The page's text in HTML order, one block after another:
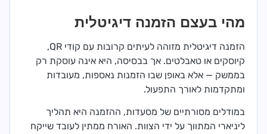
מהי בעצם הזמנה דיגיטלית
הזמנה דיגיטלית מזוהה לעיתים קרובות עם קודי QR,
קיוסקים או טאבלטים. אך בבסיסה, היא אינה עוסקת רק
בממשק — אלא באופן שבו הזמנות נאספות, מעובדות
ומתקדמות לאורך התפעול.
במודלים מסורתיים של מסעדות, ההזמנה היא תהליך
ליניארי המתווך על ידי הצוות. האורח ממתין לעובד שייקח